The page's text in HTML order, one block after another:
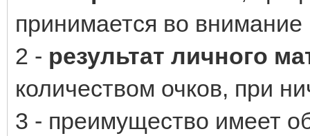
принимается во внимание
2 - результат личного
количеством очков, при
3 - преимущество имеет